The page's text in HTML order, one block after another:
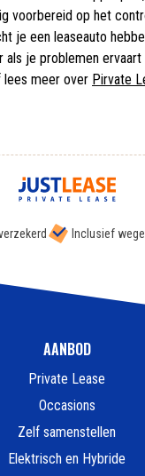
voorbereid op het
je een leaseauto
als je problemen
lees meer over Pirvate
Inclusief
AANBOD
Private Lease
Occasions
Zelf samenstellen
Elektrisch en Hybride